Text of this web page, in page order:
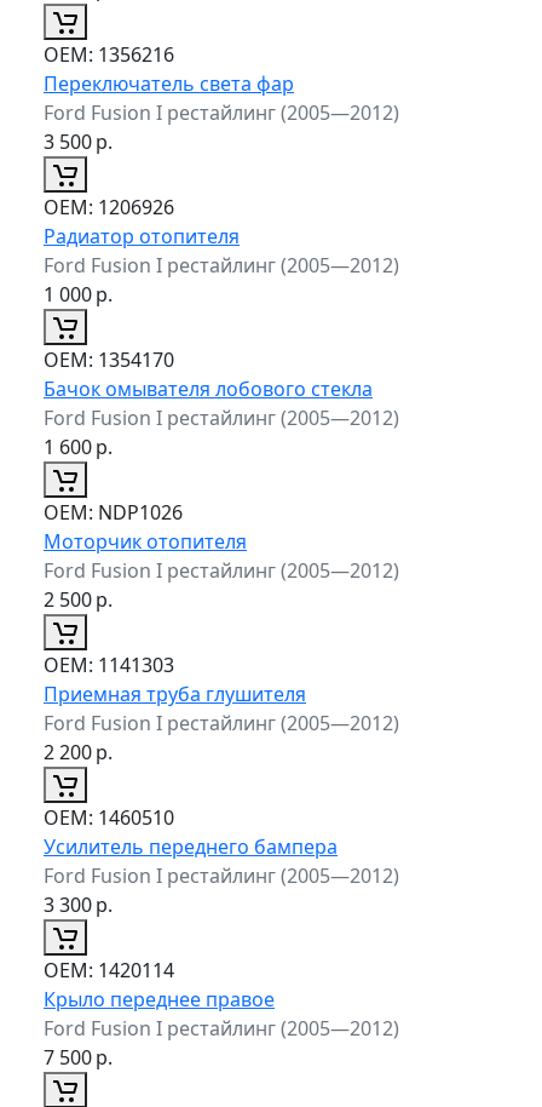
ОЕМ: 1356216
Переключатель света фар
Ford Fusion I рестайлинг (2005—2012)
3 500р.
ОЕМ: 1206926
Радиатор отопителя
Ford Fusion I рестайлинг (2005—2012)
1 000р.
ОЕМ: 1354170
Бачок омывателя лобового стекла
Ford Fusion I рестайлинг (2005—2012)
1 600р.
ОЕМ: NDP1026
Моторчик отопителя
Ford Fusion I рестайлинг (2005—2012)
2 500р.
ОЕМ: 1141303
Приемная труба глушителя
Ford Fusion I рестайлинг (2005—2012)
2 200р.
ОЕМ: 1460510
Усилитель переднего бампера
Ford Fusion I рестайлинг (2005—2012)
3 300р.
ОЕМ: 1420114
Крыло переднее правое
Ford Fusion I рестайлинг (2005—2012)
7 500р.